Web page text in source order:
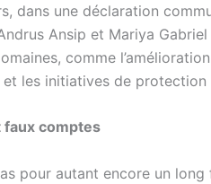
dans une déclaration
Ansip et Mariya
comme
les initiatives de protection
faux comptes
pour autant encore un